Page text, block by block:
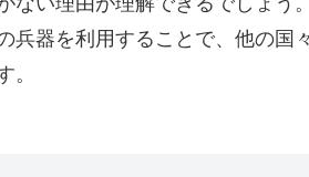
兵器を利用することで、他の国